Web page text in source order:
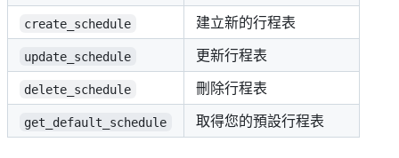
create_schedule 建立新的行程表
update_schedule 更新行程表
delete_schedule 刪除行程表
get_default_schedule 取得您的預設行程表